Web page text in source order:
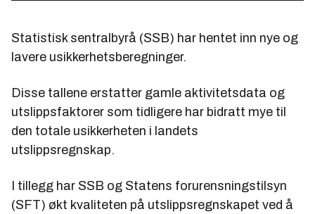
Statistisk sentralbyrå (SSB) har hentet inn nye og
lavere usikkerhetsberegninger.
Disse tallene erstatter gamle aktivitetsdata og
utslippsfaktorer som tidligere har bidratt mye til
den totale usikkerheten i landets
utslippsregnskap.
I tillegg har SSB og Statens forurensningstilsyn
(SFT) økt kvaliteten på utslippsregnskapet ved å